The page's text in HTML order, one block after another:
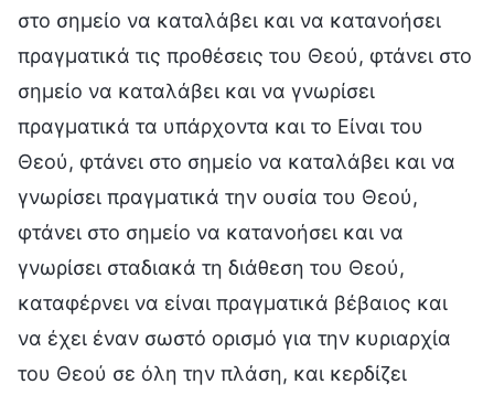
στο σημείο να καταλάβει και να κατανοήσει
πραγματικά τις προθέσεις του Θεού, φτάνει στο
σημείο να καταλάβει και να γνωρίσει
πραγματικά τα υπάρχοντα και το Είναι του
Θεού, φτάνει στο σημείο να καταλάβει και να
γνωρίσει πραγματικά την ουσία του Θεού,
φτάνει στο σημείο να κατανοήσει και να
γνωρίσει σταδιακά τη διάθεση του Θεού,
καταφέρνει να είναι πραγματικά βέβαιος και
να έχει έναν σωστό ορισμό για την κυριαρχία
του Θεού σε όλη την πλάση, και κερδίζει